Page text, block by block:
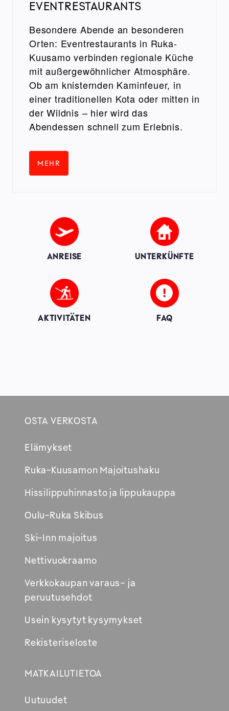
EVENTRESTAURANTS
Besondere Abende an besonderen
Orten: Eventrestaurants in Ruka-
Kuusamo verbinden regionale Küche
mit außergewöhnlicher Atmosphäre.
Ob am knisternden Kaminfeuer, in
einer traditionellen Kota oder mitten in
der Wildnis – hier wird das
Abendessen schnell zum Erlebnis.
MEHR
Image
ANREISE
Image
UNTERKÜNFTE
Image
AKTIVITÄTEN
Image
FAQ
OSTA VERKOSTA
Elämykset
Ruka-Kuusamon Majoitushaku
ikkunaan
Hissilippuhinnasto ja lippukauppa
Oulu-Ruka Skibus
Ski-Inn majoitus
Nettivuokraamo
Verkkokaupan varaus- ja
peruutusehdot
Usein kysytyt kysymykset
Rekisteriseloste
MATKAILUTIETOA
Uutuudet